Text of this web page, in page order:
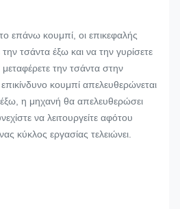
επάνω κουμπί, οι επικεφαλής
τσάντα έξω και να την γυρίσετε
την τσάντα στην
κουμπί απελευθερώνεται
η μηχανή θα απελευθερώσει
να λειτουργείτε αφότου
κύκλος εργασίας τελειώνει.